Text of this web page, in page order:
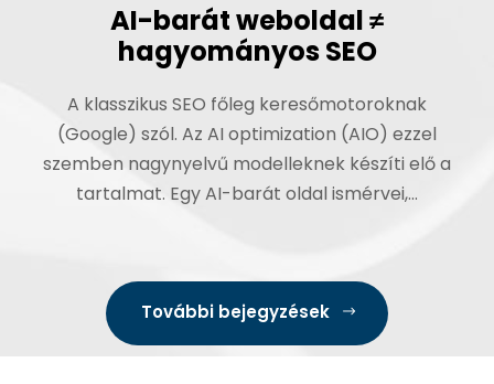
AI-barát weboldal ≠
hagyományos SEO
A klasszikus SEO főleg keresőmotoroknak
(Google) szól. Az AI optimization (AIO) ezzel
szemben nagynyelvű modelleknek készíti elő a
tartalmat. Egy AI-barát oldal ismérvei,...
További bejegyzések